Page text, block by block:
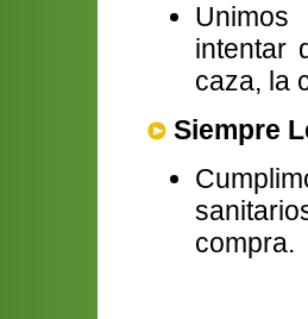
intentar
caza, la
Siempre
compra.